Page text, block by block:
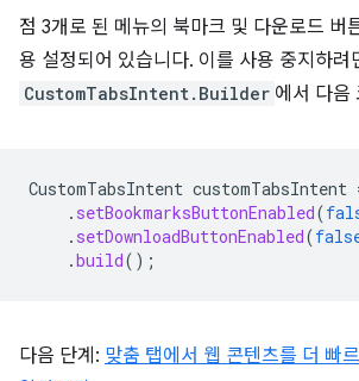
점 3개로 된 메뉴의 북마크 및 다운로드 버
용 설정되어 있습니다. 이를 사용 중지하려
CustomTabsIntent.Builder 에서 다음
CustomTabsIntent customTabsIntent
. setBookmarksButtonEnabled(
. setDownloadButtonEnabled(
.build();
다음 단계: 맞춤 탭에서 웹 콘텐츠를 더 빠